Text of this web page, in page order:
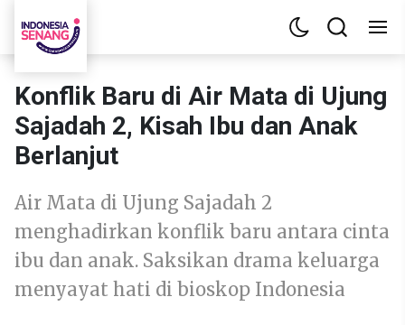
Konflik Baru di Air Mata di Ujung
Sajadah 2, Kisah Ibu dan Anak
Berlanjut
Air Mata di Ujung Sajadah 2
menghadirkan konflik baru antara cinta
ibu dan anak. Saksikan drama keluarga
menyayat hati di bioskop Indonesia